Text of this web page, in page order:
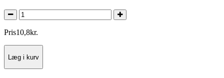
Pris10,8kr.
Læg i kurv